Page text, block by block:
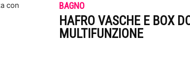
con
BAGNO
HAFRO VASCHE E BOX
MULTIFUNZIONE